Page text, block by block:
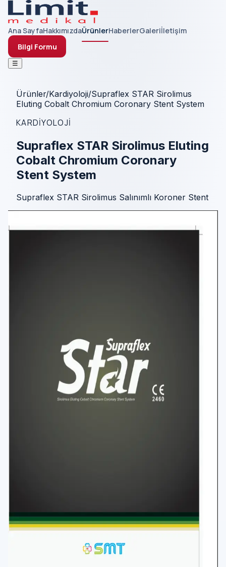
Ana SayfaHakkımızdaÜrünlerHaberlerGaleriİletişim
Bilgi Formu
☰
Ürünler/Kardiyoloji/Supraflex STAR Sirolimus
Eluting Cobalt Chromium Coronary Stent System
KARDIYOLOJI
Supraflex STAR Sirolimus Eluting
Cobalt Chromium Coronary
Stent System
Supraflex STAR Sirolimus Salınımlı Koroner Stent